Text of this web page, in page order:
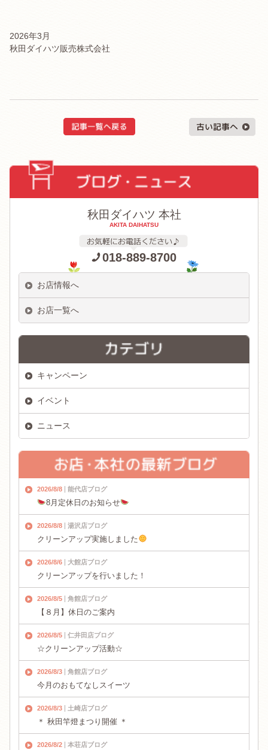
2026年3月
秋田ダイハツ販売株式会社
秋田ダイハツ 本社
AKITA DAIHATSU
018-889-8700
お店情報へ
お店一覧へ
キャンペーン
イベント
ニュース
2026/8/8 能代店ブログ
8月定休日のお知らせ
2026/8/8 湯沢店ブログ
クリーンアップ実施しました
2026/8/6 大館店ブログ
クリーンアップを行いました！
2026/8/5 角館店ブログ
【８月】休日のご案内
2026/8/5 仁井田店ブログ
☆クリーンアップ活動☆
2026/8/3 角館店ブログ
今月のおもてなしスイーツ
2026/8/3 土崎店ブログ
＊ 秋田竿燈まつり開催 ＊
2026/8/2 本荘店ブログ